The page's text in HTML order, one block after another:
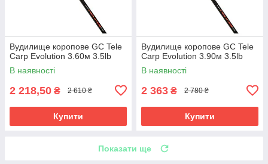
Вудилище коропове GC Tele
Carp Evolution 3.60м 3.5lb
В наявності
2 218,50 ₴ 2 610 ₴
Купити
Вудилище коропове GC Tele
Carp Evolution 3.90м 3.5lb
В наявності
2 363 ₴ 2 780 ₴
Купити
Показати ще